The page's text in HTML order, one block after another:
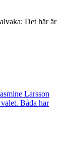
Det här är
Larsson
Båda har